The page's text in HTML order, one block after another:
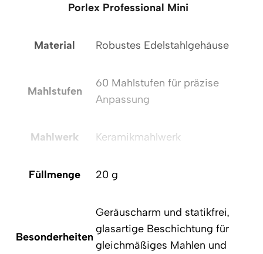
Porlex Professional Mini
Material Robustes Edelstahlgehäuse
Mahlstufen
60 Mahlstufen für präzise
Anpassung
Mahlwerk Keramikmahlwerk
Füllmenge 20 g
Besonderheiten
Geräuscharm und statikfrei,
glasartige Beschichtung für
gleichmäßiges Mahlen und